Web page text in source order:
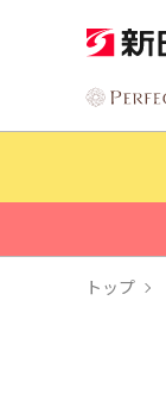
トップ